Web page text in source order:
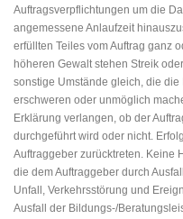
Auftragsverpflichtungen um die
angemessene Anlaufzeit
erfüllten Teiles vom Auftrag ganz
höheren Gewalt stehen Streik
sonstige Umstände gleich, die
erschweren oder unmöglich
Erklärung verlangen, ob der
durchgeführt wird oder nicht.
Auftraggeber zurücktreten. Keine
die dem Auftraggeber durch
Unfall, Verkehrsstörung und
Ausfall der Bildungs-/